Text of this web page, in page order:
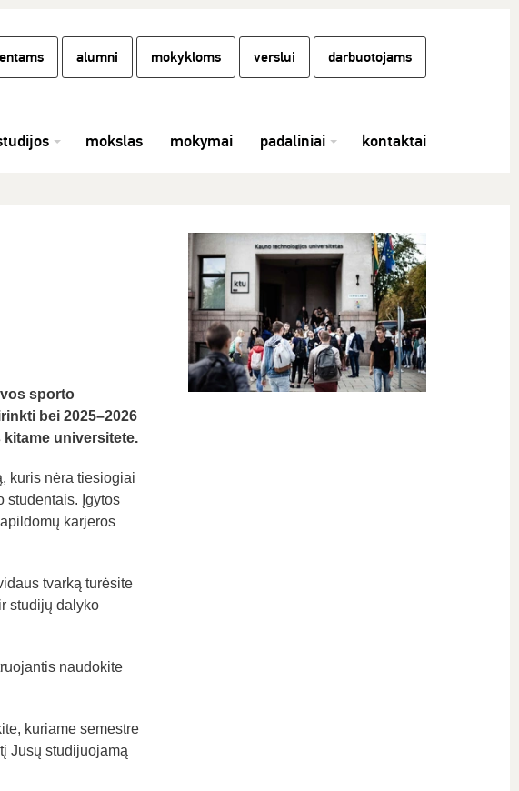
alumni mokykloms verslui darbuotojams
mokslas mokymai padaliniai kontaktai
sporto
bei 2025–2026
universitete.
kuris nėra tiesiogiai
studentais. Įgytos
karjeros
tvarką turėsite
studijų dalyko
naudokite
kuriame semestre
Jūsų studijuojamą